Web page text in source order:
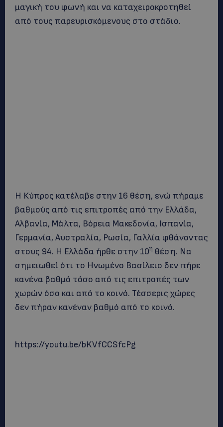
μαγική του φωνή και να καταχειροκροτηθεί
από τους παρευρισκόμενους στο στάδιο.
Η Κύπρος κατέλαβε στην 16 θέση, ενώ πήραμε
βαθμούς από τις επιτροπές από την Ελλάδα,
Αλβανία, Μάλτα, Βόρεια Μακεδονία, Ισπανία,
Γερμανία, Αυστραλία, Ρωσία, Γαλλία φθάνοντας
στους 94. Η Ελλάδα ήρθε στην 10η θέση. Να
σημειωθεί ότι το Ηνωμένο Βασίλειο δεν πήρε
κανένα βαθμό τόσο από τις επιτροπές των
χωρών όσο και από το κοινό. Τέσσερις χώρες
δεν πήραν κανέναν βαθμό από το κοινό.
https://youtu.be/bKVfCCSfcPg